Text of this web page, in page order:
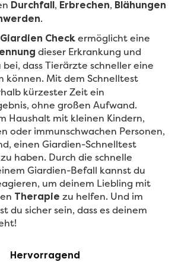
Durchfall , Erbrechen, Blähungen
.
Check ermöglicht eine
dieser Erkrankung und
dass Tierärzte schneller eine
können. Mit dem Schnelltest
kürzester Zeit ein
ohne großen Aufwand.
Haushalt mit kleinen Kindern,
oder immunschwachen Personen,
einen Giardien-Schnelltest
haben. Durch die schnelle
Giardien-Befall kannst du
um deinem Liebling mit
Therapie zu helfen. Und im
du sicher sein, dass es deinem
Hervorragend